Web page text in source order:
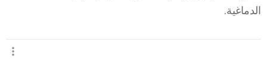
الدماغية.